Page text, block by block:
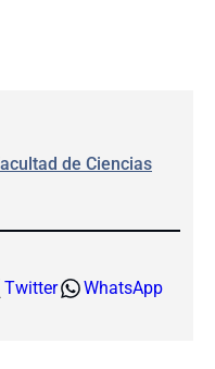
de Ciencias
Twitter WhatsApp